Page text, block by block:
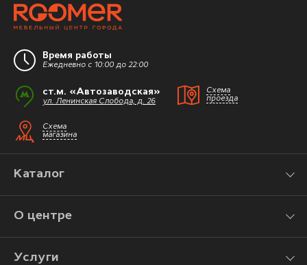
Время работы
Ежедневно с 10:00 до 22:00
ст.м. «Автозаводская»
ул. Ленинская Слобода, д. 26
Схема
проезда
Схема
магазина
Каталог
О центре
Услуги